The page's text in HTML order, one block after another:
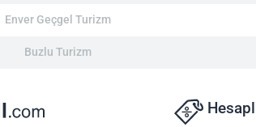
Enver Geçgel Turizm
Buzlu Turizm